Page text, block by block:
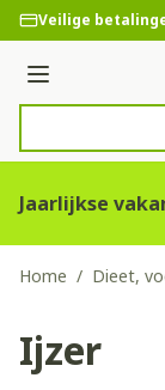
Ga naar de inhoud
Veilige
Menu
Jaarlijkse
Home / Dieet,
Ijzer